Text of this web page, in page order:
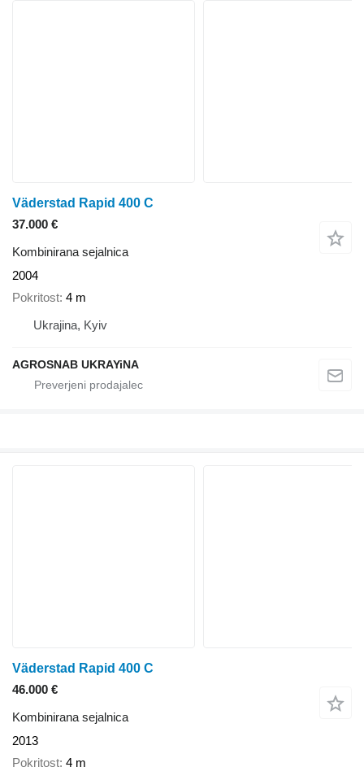
Väderstad Rapid 400 C
37.000 €
Kombinirana sejalnica
2004
Pokritost 4 m
Ukrajina, Kyiv
AGROSNAB UKRAYiNA
Väderstad Rapid 400 C
46.000 €
Kombinirana sejalnica
2013
Pokritost 4 m